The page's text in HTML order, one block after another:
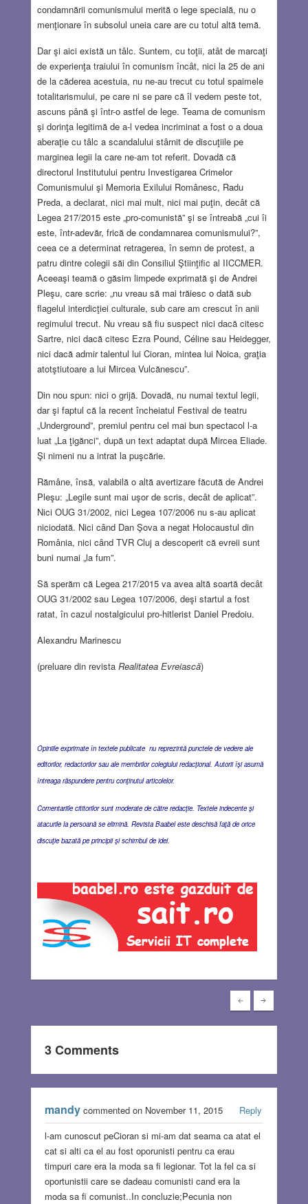
condamnării comunismului merită o lege specială, nu o
menţionare în subsolul uneia care are cu totul altă temă.
Dar şi aici există un tâlc. Suntem, cu toţii, atât de marcaţi
de experienţa traiului în comunism încât, nici la 25 de ani
de la căderea acestuia, nu ne-au trecut cu totul spaimele
totalitarismului, pe care ni se pare că îl vedem peste tot,
ascuns până şi într-o astfel de lege. Teama de comunism
şi dorinţa legitimă de a-l vedea incriminat a fost o a doua
aberaţie cu tâlc a scandalului stârnit de discuţiile pe
marginea legii la care ne-am tot referit. Dovadă că
directorul Institutului pentru Investigarea Crimelor
Comunismului şi Memoria Exilului Românesc, Radu
Preda, a declarat, nici mai mult, nici mai puţin, decât că
Legea 217/2015 este „pro-comunistă” şi se întreabă „cui îi
este, într-adevăr, frică de condamnarea comunismului?”,
ceea ce a determinat retragerea, în semn de protest, a
patru dintre colegii săi din Consiliul Ştiinţific al IICCMER.
Aceeaşi teamă o găsim limpede exprimată şi de Andrei
Pleşu, care scrie: „nu vreau să mai trăiesc o dată sub
flagelul interdicţiei culturale, sub care am crescut în anii
regimului trecut. Nu vreau să fiu suspect nici dacă citesc
Sartre, nici dacă citesc Ezra Pound, Céline sau Heidegger,
nici dacă admir talentul lui Cioran, mintea lui Noica, graţia
atotştiutoare a lui Mircea Vulcănescu”.
Din nou spun: nici o grijă. Dovadă, nu numai textul legii,
dar şi faptul că la recent încheiatul Festival de teatru
„Underground”, premiul pentru cel mai bun spectacol l-a
luat „La ţigănci”, după un text adaptat după Mircea Eliade.
Şi nimeni nu a intrat la puşcărie.
Rămâne, însă, valabilă o altă avertizare făcută de Andrei
Pleşu: „Legile sunt mai uşor de scris, decât de aplicat”.
Nici OUG 31/2002, nici Legea 107/2006 nu s-au aplicat
niciodată. Nici când Dan Şova a negat Holocaustul din
România, nici când TVR Cluj a descoperit că evreii sunt
buni numai „la fum”.
Să sperăm că Legea 217/2015 va avea altă soartă decât
OUG 31/2002 sau Legea 107/2006, deşi startul a fost
ratat, în cazul nostalgicului pro-hitlerist Daniel Predoiu.
Alexandru Marinescu
(preluare din revista Realitatea Evreiască)
Opiniile exprimate în textele publicate nu reprezintă punctele de vedere ale
editorilor, redactorilor sau ale membrilor colegiului redacţional. Autorii îşi asumă
întreaga răspundere pentru conţinutul articolelor.
Comentariile cititorilor sunt moderate de către redacţie. Textele indecente şi
atacurile la persoană se elimină. Revista Baabel este deschisă faţă de orice
discuţie bazată pe principii şi schimbul de idei.
3 Comments
mandycommented on November 11, 2015
Reply
l-am cunoscut peCioran si mi-am dat seama ca atat el
cat si alti ca el au fost oporunisti pentru ca erau
timpuri care era la moda sa fi legionar. Tot la fel ca si
oportunistii care se dadeau comunisti cand era la
moda sa fi comunist..In concluzie;Pecunia non